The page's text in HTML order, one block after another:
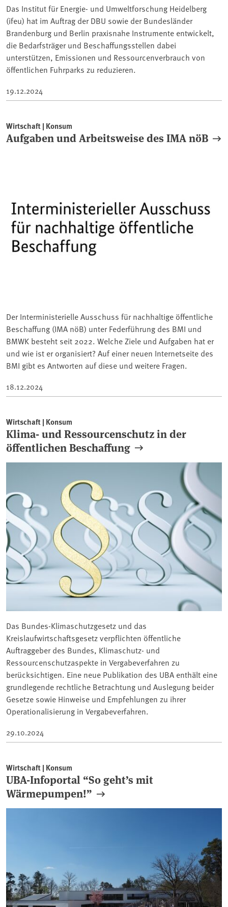
Das Institut für Energie- und Umweltforschung Heidelberg
(ifeu) hat im Auftrag der DBU sowie der Bundesländer
Brandenburg und Berlin praxisnahe Instrumente entwickelt,
die Bedarfsträger und Beschaffungsstellen dabei
unterstützen, Emissionen und Ressourcenverbrauch von
öffentlichen Fuhrparks zu reduzieren.
19.12.2024
Wirtschaft | Konsum
Aufgaben und Arbeitsweise des IMA nöB
Der Interministerielle Ausschuss für nachhaltige öffentliche
Beschaffung (IMA nöB) unter Federführung des BMI und
BMWK besteht seit 2022. Welche Ziele und Aufgaben hat er
und wie ist er organisiert? Auf einer neuen Internetseite des
BMI gibt es Antworten auf diese und weitere Fragen.
18.12.2024
Wirtschaft | Konsum
Klima- und Ressourcenschutz in der
öffentlichen Beschaffung
Das Bundes-Klimaschutzgesetz und das
Kreislaufwirtschaftsgesetz verpflichten öffentliche
Auftraggeber des Bundes, Klimaschutz- und
Ressourcenschutzaspekte in Vergabeverfahren zu
berücksichtigen. Eine neue Publikation des UBA enthält eine
grundlegende rechtliche Betrachtung und Auslegung beider
Gesetze sowie Hinweise und Empfehlungen zu ihrer
Operationalisierung in Vergabeverfahren.
29.10.2024
Wirtschaft | Konsum
UBA-Infoportal “So geht’s mit
Wärmepumpen!”